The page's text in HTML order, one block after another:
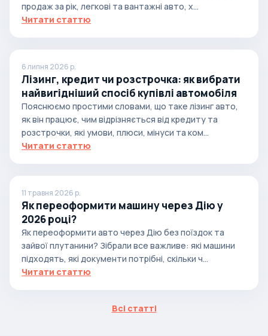
продаж за рік, легкові та вантажні авто, х...
Читати статтю
6 липня 2026 р.
Лізинг, кредит чи розстрочка: як вибрати
найвигідніший спосіб купівлі автомобіля
Пояснюємо простими словами, що таке лізинг авто,
як він працює, чим відрізняється від кредиту та
розстрочки, які умови, плюси, мінуси та ком...
Читати статтю
11 травня 2026 р.
Як переоформити машину через Дію у
2026 році?
Як переоформити авто через Дію без поїздок та
зайвої плутанини? Зібрали все важливе: які машини
підходять, які документи потрібні, скільки ч...
Читати статтю
Всі статті